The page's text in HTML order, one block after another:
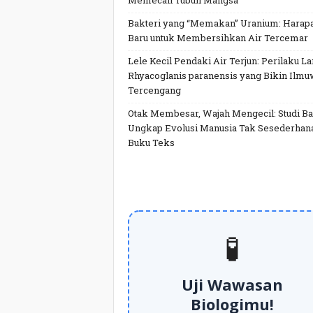
Bakteri yang “Memakan” Uranium:
Baru untuk Membersihkan Air Tercemar
Lele Kecil Pendaki Air Terjun: Perilaku
Rhyacoglanis paranensis yang Bikin
Tercengang
Otak Membesar, Wajah Mengecil: Studi
Ungkap Evolusi Manusia Tak
Buku Teks
🧪
Uji Wawasan
Biologimu!